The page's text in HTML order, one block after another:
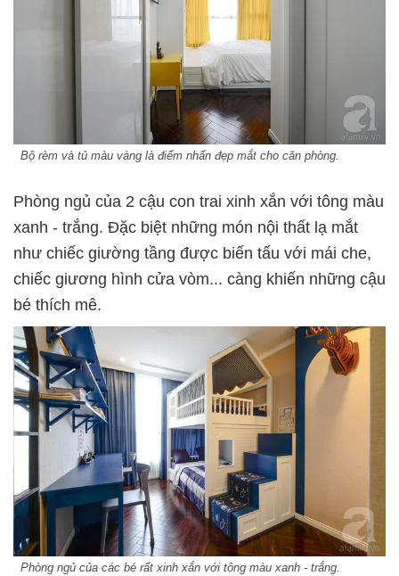
Bộ rèm và tủ màu vàng là điểm nhấn đẹp mắt cho căn phòng.
Phòng ngủ của 2 cậu con trai xinh xắn với tông màu
xanh - trắng. Đặc biệt những món nội thất lạ mắt
như chiếc giường tầng được biến tấu với mái che,
chiếc giương hình cửa vòm... càng khiến những cậu
bé thích mê.
Phòng ngủ của các bé rất xinh xắn với tông màu xanh - trắng.